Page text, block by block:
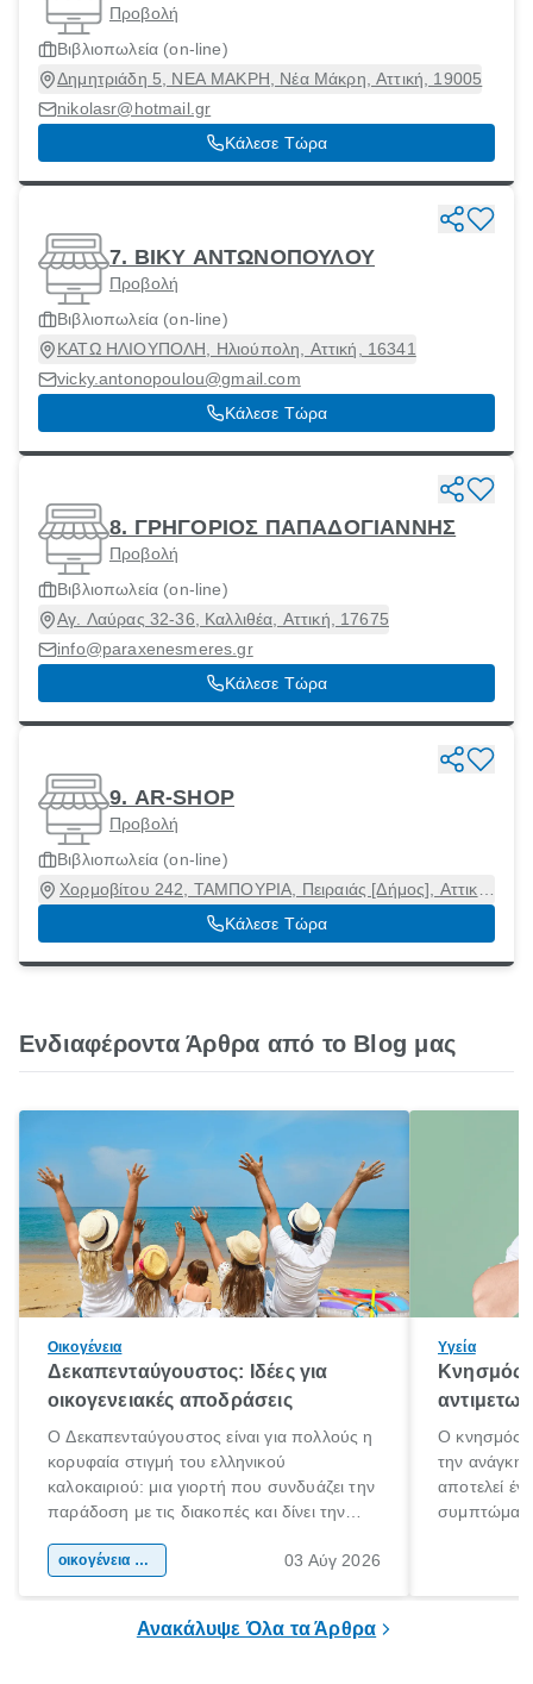
Προβολή
Βιβλιοπωλεία (on-line)
Δημητριάδη 5, ΝΕΑ ΜΑΚΡΗ, Νέα Μάκρη, Αττική, 19005
nikolasr@hotmail.gr
Κάλεσε Τώρα
7. ΒΙΚΥ ΑΝΤΩΝΟΠΟΥΛΟΥ
Προβολή
Βιβλιοπωλεία (on-line)
ΚΑΤΩ ΗΛΙΟΥΠΟΛΗ, Ηλιούπολη, Αττική, 16341
vicky.antonopoulou@gmail.com
Κάλεσε Τώρα
8. ΓΡΗΓΟΡΙΟΣ ΠΑΠΑΔΟΓΙΑΝΝΗΣ
Προβολή
Βιβλιοπωλεία (on-line)
Αγ. Λαύρας 32-36, Καλλιθέα, Αττική, 17675
info@paraxenesmeres.gr
Κάλεσε Τώρα
9. AR-SHOP
Προβολή
Βιβλιοπωλεία (on-line)
Χορμοβίτου 242, ΤΑΜΠΟΥΡΙΑ, Πειραιάς [Δήμος], Αττική,
18546
Κάλεσε Τώρα
Ενδιαφέροντα Άρθρα από το Blog μας
Οικογένεια
Δεκαπενταύγουστος: Ιδέες για
οικογενειακές αποδράσεις
Ο Δεκαπενταύγουστος είναι για πολλούς η
κορυφαία στιγμή του ελληνικού
καλοκαιριού: μια γιορτή που συνδυάζει την
παράδοση με τις διακοπές και δίνει την
χώρας. Είτε πρόκειται για λίγες μέρες
οικογένεια & παιδί 03 Αύγ 2026
Υγεία
Κνησμός:
Ο κνησμός
την ανάγκη
αποτελεί
Ανακάλυψε Όλα τα Άρθρα